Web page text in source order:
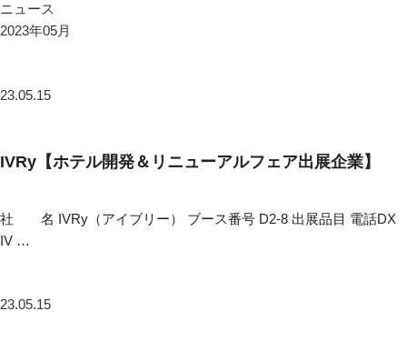
ニュース
2023年05月
23.05.15
IVRy【ホテル開発＆リニューアルフェア出展企業】
社 名 IVRy（アイブリー） ブース番号 D2-8 出展品目 電話DX
IV …
23.05.15